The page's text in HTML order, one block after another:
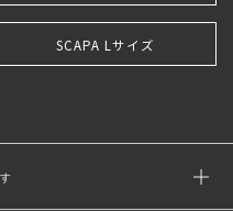
SCAPA Lサイズ